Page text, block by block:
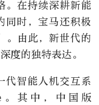
。在持续深耕新能
同时，宝马还积极
由此，新世代的
度的独特表达。
代智能人机交互系
其中，中国版